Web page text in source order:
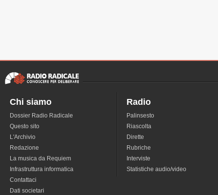
Chi siamo
Dossier Radio Radicale
Questo sito
L'Archivio
Redazione
La musica da Requiem
Infrastruttura informatica
Contattaci
Dati societari
Radio
Palinsesto
Riascolta
Dirette
Rubriche
Interviste
Statistiche audio/video